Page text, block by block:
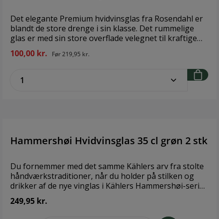
Det elegante Premium hvidvinsglas fra Rosendahl er
blandt de store drenge i sin klasse. Det rummelige
glas er med sin store overflade velegnet til kraftige
hvidvine, da det giver vinen plads til at udvikle sig til
fulde. Det smukke glas med den lange og slanke hals
er en del af den stilfulde Premium-serie, som udover
dette hvidvinsglas også tæller glas til rødvin,
champagne, øl, spiritus og vand. Dæk bordet med den
cm Volumen: 54 cl
100,00 kr. Før219,95 kr.
Hammershøi Hvidvinsglas 35 cl grøn 2 stk
Du fornemmer med det samme Kählers arv fra stolte
håndværkstraditioner, når du holder på stilken og
drikker af de nye vinglas i Kählers Hammershøi-serie.
Proportionerne er balancerede og klassiske, og
vinglassenes formsprog i samspil med de ikoniske
riller understreger seriens på én gang klassiske og
249,95 kr.